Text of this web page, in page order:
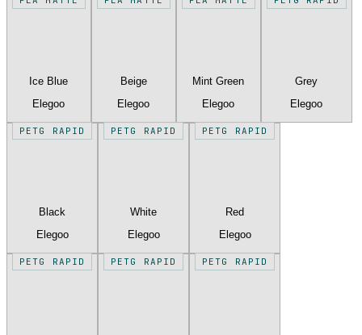
Ice Blue
Elegoo
Beige
Elegoo
Mint Green
Elegoo
Grey
Elegoo
PETG RAPID
Black
Elegoo
PETG RAPID
White
Elegoo
PETG RAPID
Red
Elegoo
PETG RAPID PETG RAPID PETG RAPID